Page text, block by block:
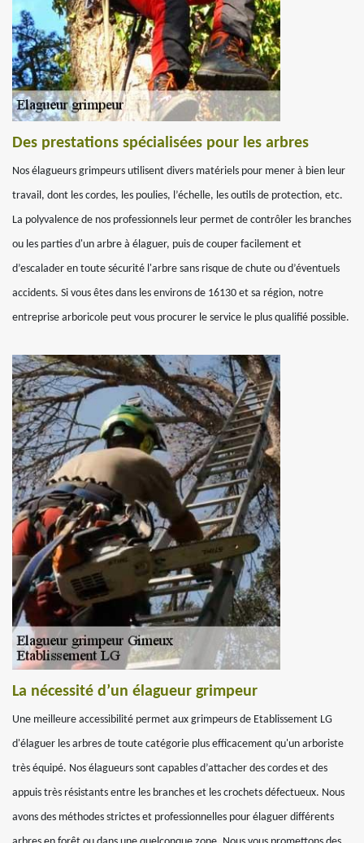
Des prestations spécialisées pour les arbres
Nos élagueurs grimpeurs utilisent divers matériels pour mener à bien leur
travail, dont les cordes, les poulies, l’échelle, les outils de protection, etc.
La polyvalence de nos professionnels leur permet de contrôler les branches
ou les parties d'un arbre à élaguer, puis de couper facilement et
d’escalader en toute sécurité l'arbre sans risque de chute ou d’éventuels
accidents. Si vous êtes dans les environs de 16130 et sa région, notre
entreprise arboricole peut vous procurer le service le plus qualifié possible.
La nécessité d’un élagueur grimpeur
Une meilleure accessibilité permet aux grimpeurs de Etablissement LG
d'élaguer les arbres de toute catégorie plus efficacement qu'un arboriste
très équipé. Nos élagueurs sont capables d’attacher des cordes et des
appuis très résistants entre les branches et les crochets défectueux. Nous
avons des méthodes strictes et professionnelles pour élaguer différents